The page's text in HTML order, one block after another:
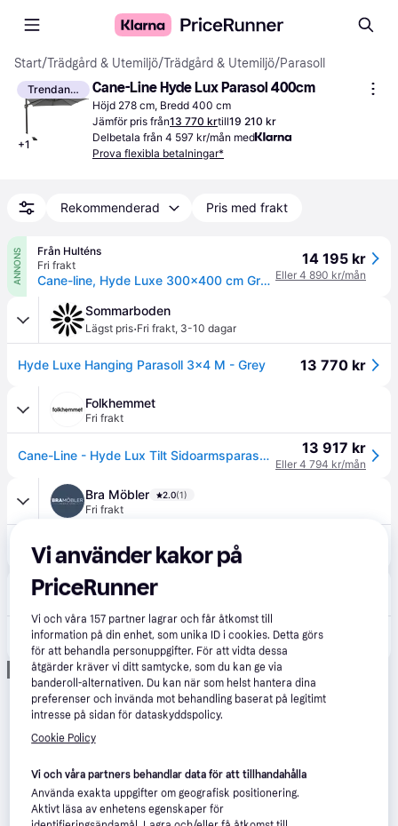
Start/Trädgård & Utemiljö/Trädgård & Utemiljö/Parasoll
Trendande
+1
Cane-Line Hyde Lux Parasol 400cm
Höjd 278 cm, Bredd 400 cm
Jämför pris från13 770 krtill19 210 kr
Delbetala från 4 597 kr/mån med
Prova flexibla betalningar*
Rekommenderad Pris med frakt
ANNONS
Från Hulténs
Fri frakt
Cane-line, Hyde Luxe 300x400 cm Grå frihängande parasoll
14 195 kr
Eller 4 890 kr/mån
Sommarboden
Lägst pris·Fri frakt, 3-10 dagar
Hyde Luxe Hanging Parasoll 3x4 M - Grey 13 770 kr
Folkhemmet
Fri frakt
Cane-Line - Hyde Lux Tilt Sidoarmsparasoll 3x4m 13 917 kr
Eller 4 794 kr/mån
Bra Möbler 2.0(1)
Fri frakt
Cane-line Hyde luxe parasoll Grå 3 x 4 m
Hulténs
Cane-line, Hyde Luxe 300x400 cm Grå frihängande parasoll 14 195 kr
Eller 4 890 kr/mån
Annons
Vi använder kakor på
PriceRunner
Vi och våra157 partner lagrar och får åtkomst till
information på din enhet, som unika ID i cookies. Detta görs
för att behandla personuppgifter. För att vidta dessa
åtgärder kräver vi ditt samtycke, som du kan ge via
banderoll-alternativen. Du kan när som helst hantera dina
preferenser och invända mot behandling baserat på legitimt
intresse på sidan för dataskyddspolicy.
Cookie Policy
Vi och våra partners behandlar data för att tillhandahålla
Använda exakta uppgifter om geografisk positionering.
Aktivt läsa av enhetens egenskaper för